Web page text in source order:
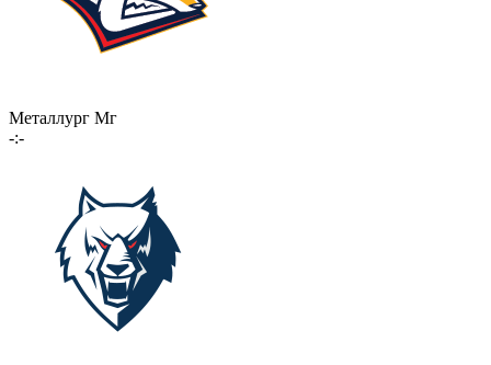
Металлург Мг
-:-